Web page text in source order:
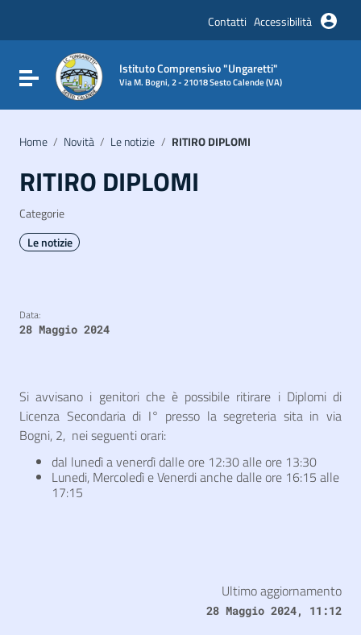
Vai al footer
Contatti Accessibilità
Attiva / disattiva la navigazione
Istituto Comprensivo "Ungaretti"
Via M. Bogni, 2 - 21018 Sesto Calende (VA)
Home / Novità / Le notizie / RITIRO DIPLOMI
RITIRO DIPLOMI
Categorie
Le notizie
Data:
28 Maggio 2024
Si avvisano i genitori che è possibile ritirare i Diplomi di
Licenza Secondaria di I° presso la segreteria sita in via
Bogni, 2, nei seguenti orari:
dal lunedì a venerdì dalle ore 12:30 alle ore 13:30
Lunedi, Mercoledì e Venerdi anche dalle ore 16:15 alle
17:15
Ultimo aggiornamento
28 Maggio 2024, 11:12